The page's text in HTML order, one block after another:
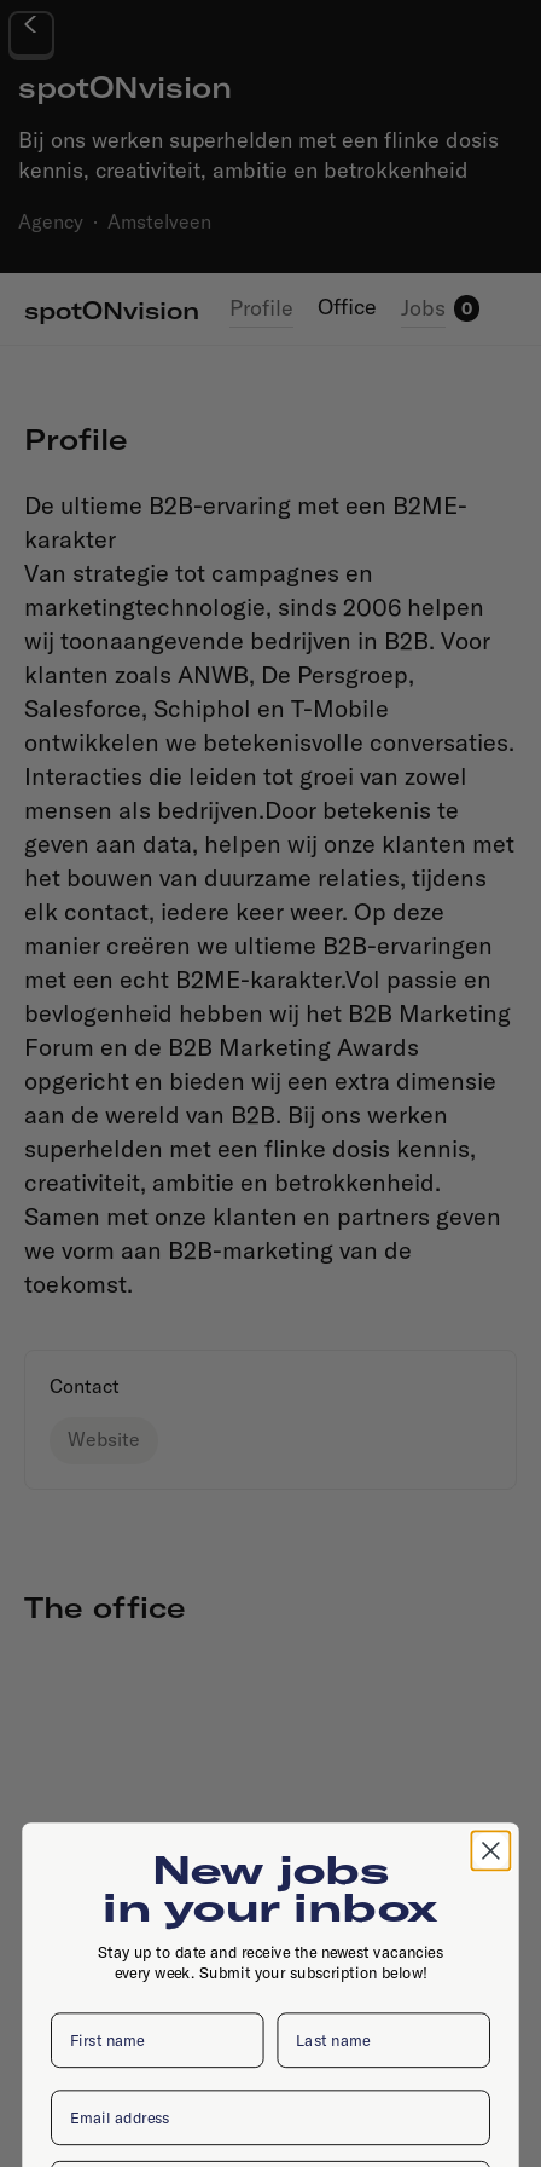
spotONvision
Bij ons werken superhelden met een flinke dosis
kennis, creativiteit, ambitie en betrokkenheid
Agency · Amstelveen
spotONvision Profile Office Jobs 0
Profile
De ultieme B2B-ervaring met een B2ME-
karakter
Van strategie tot campagnes en
marketingtechnologie, sinds 2006 helpen
wij toonaangevende bedrijven in B2B. Voor
klanten zoals ANWB, De Persgroep,
Salesforce, Schiphol en T-Mobile
ontwikkelen we betekenisvolle conversaties.
Interacties die leiden tot groei van zowel
mensen als bedrijven.Door betekenis te
geven aan data, helpen wij onze klanten met
het bouwen van duurzame relaties, tijdens
elk contact, iedere keer weer. Op deze
manier creëren we ultieme B2B-ervaringen
met een echt B2ME-karakter.Vol passie en
bevlogenheid hebben wij het B2B Marketing
Forum en de B2B Marketing Awards
opgericht en bieden wij een extra dimensie
aan de wereld van B2B. Bij ons werken
superhelden met een flinke dosis kennis,
creativiteit, ambitie en betrokkenheid.
Samen met onze klanten en partners geven
we vorm aan B2B-marketing van de
toekomst.
Contact
Website
The office
New jobs
in your inbox
Stay up to date and receive the newest vacancies
every week. Submit your subscription below!
First name Last name
Email